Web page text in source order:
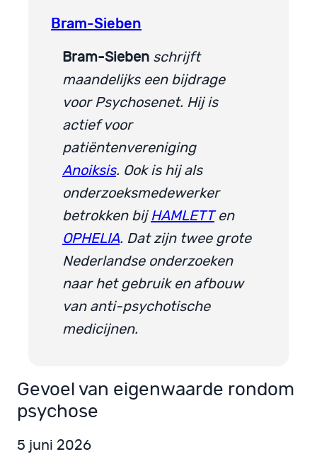
Bram-Sieben
Bram-Sieben schrijft
maandelijks een bijdrage
voor Psychosenet. Hij is
actief voor
patiëntenvereniging
Anoiksis. Ook is hij als
onderzoeksmedewerker
betrokken bij HAMLETTen
OPHELIA. Dat zijn twee grote
Nederlandse onderzoeken
naar het gebruik en afbouw
van anti-psychotische
medicijnen.
Gevoel van eigenwaarde rondom
psychose
5 juni 2026